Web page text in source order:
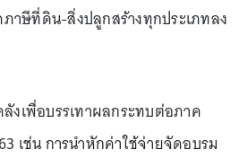
าษีที่ดิน-สิ่งปลูกสร้างทุกประเภทลง
ลังเพื่อบรรเทาผลกระทบต่อภาค
เช่น การนำหักค่าใช้จ่ายจัดอบรม